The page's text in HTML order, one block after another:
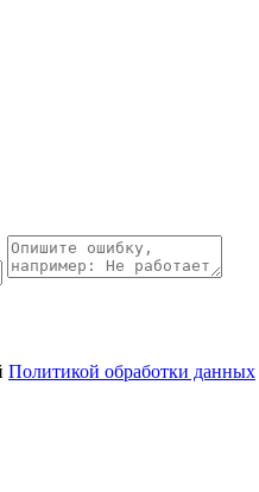
Политикой обработки данных